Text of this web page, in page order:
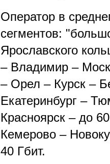
Оператор в
сегментов:
Ярославского
– Владимир –
– Орел – Курск –
Екатеринбург –
Красноярск – до
Кемерово –
40 Гбит.